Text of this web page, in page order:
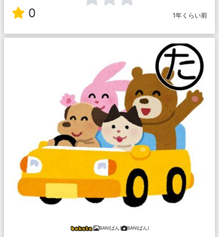
0 1年くらい前
BAN(ばん) BAN(ばん)